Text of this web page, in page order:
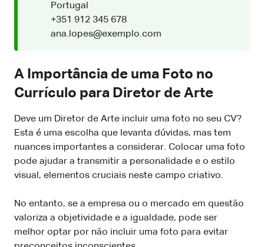
Portugal
+351 912 345 678
ana.lopes@exemplo.com
A Importância de uma Foto no
Currículo para Diretor de Arte
Deve um Diretor de Arte incluir uma foto no seu CV?
Esta é uma escolha que levanta dúvidas, mas tem
nuances importantes a considerar. Colocar uma foto
pode ajudar a transmitir a personalidade e o estilo
visual, elementos cruciais neste campo criativo.
No entanto, se a empresa ou o mercado em questão
valoriza a objetividade e a igualdade, pode ser
melhor optar por não incluir uma foto para evitar